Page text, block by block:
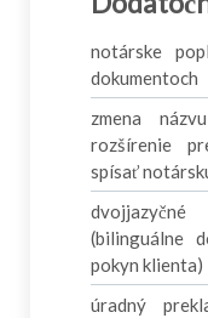
notárske
dokumentoch
zmena
rozšírenie
spísať
dvojjazyčné
(bilinguálne
pokyn klienta)
úradný